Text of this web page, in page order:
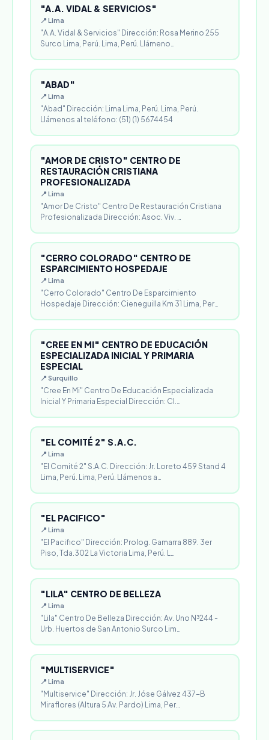
"A.A. VIDAL & SERVICIOS"
📍 Lima
"A.A. Vidal & Servicios" Dirección: Rosa Merino 255
Surco Lima, Perú. Lima, Perú. Llámeno…
"ABAD"
📍 Lima
"Abad" Dirección: Lima Lima, Perú. Lima, Perú.
Llámenos al teléfono: (51) (1) 5674454
"AMOR DE CRISTO" CENTRO DE
RESTAURACIÓN CRISTIANA
PROFESIONALIZADA
📍 Lima
"Amor De Cristo" Centro De Restauración Cristiana
Profesionalizada Dirección: Asoc. Viv. …
"CERRO COLORADO" CENTRO DE
ESPARCIMIENTO HOSPEDAJE
📍 Lima
"Cerro Colorado" Centro De Esparcimiento
Hospedaje Dirección: Cieneguilla Km 31 Lima, Per…
"CREE EN MI" CENTRO DE EDUCACIÓN
ESPECIALIZADA INICIAL Y PRIMARIA
ESPECIAL
📍 Surquillo
"Cree En Mi" Centro De Educación Especializada
Inicial Y Primaria Especial Dirección: Cl.…
"EL COMITÉ 2" S.A.C.
📍 Lima
"El Comité 2" S.A.C. Dirección: Jr. Loreto 459 Stand 4
Lima, Perú. Lima, Perú. Llámenos a…
"EL PACIFICO"
📍 Lima
"El Pacifico" Dirección: Prolog. Gamarra 889. 3er
Piso, Tda.302 La Victoria Lima, Perú. L…
"LILA" CENTRO DE BELLEZA
📍 Lima
"Lila" Centro De Belleza Dirección: Av. Uno N³244 -
Urb. Huertos de San Antonio Surco Lim…
"MULTISERVICE"
📍 Lima
"Multiservice" Dirección: Jr. Jóse Gálvez 437-B
Miraflores (Altura 5 Av. Pardo) Lima, Per…